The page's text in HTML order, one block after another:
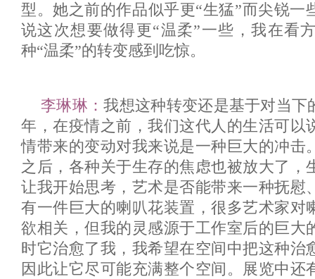
型。她之前的作品似乎更“生猛”而尖锐一
说这次想要做得更“温柔”一些，我在看
种“温柔”的转变感到吃惊。
李琳琳：我想这种转变还是基于对当下
年，在疫情之前，我们这代人的生活可以
情带来的变动对我来说是一种巨大的冲击
之后，各种关于生存的焦虑也被放大了，
让我开始思考，艺术是否能带来一种抚慰
有一件巨大的喇叭花装置，很多艺术家对
欲相关，但我的灵感源于工作室后的巨大
时它治愈了我，我希望在空间中把这种治
因此让它尽可能充满整个空间。展览中还